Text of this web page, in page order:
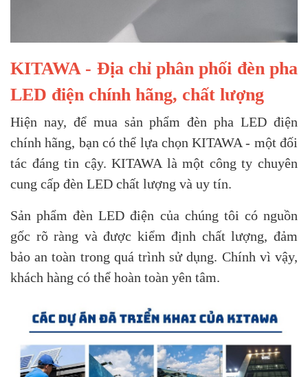
KITAWA - Địa chỉ phân phối đèn pha
LED điện chính hãng, chất lượng
Hiện nay, để mua sản phẩm đèn pha LED điện
chính hãng, bạn có thể lựa chọn KITAWA - một đối
tác đáng tin cậy. KITAWA là một công ty chuyên
cung cấp đèn LED chất lượng và uy tín.
Sản phẩm đèn LED điện của chúng tôi có nguồn
gốc rõ ràng và được kiểm định chất lượng, đảm
bảo an toàn trong quá trình sử dụng. Chính vì vậy,
khách hàng có thể hoàn toàn yên tâm.